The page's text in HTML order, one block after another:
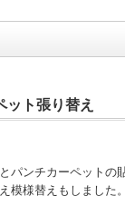
ット張り替え
パンチカーペットの
模様替えもしました